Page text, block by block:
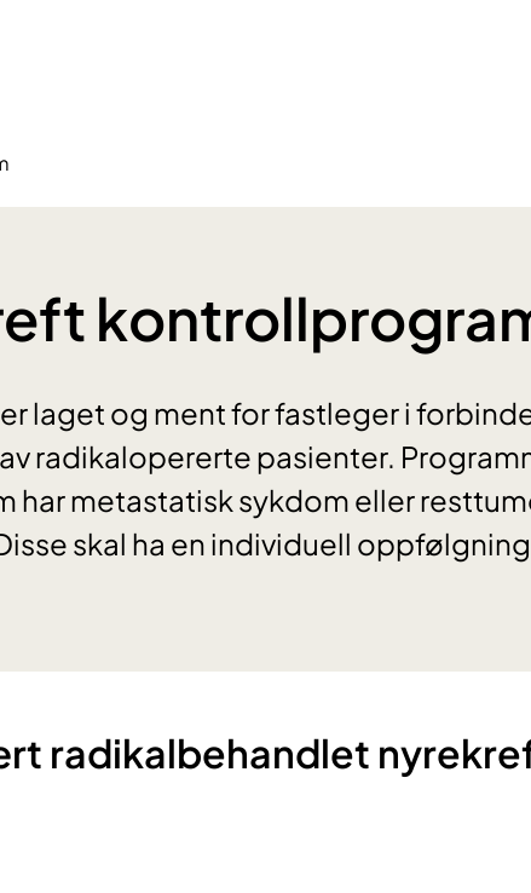
laget og ment for fastleger i
radikalopererte pasienter.
har metastatisk sykdom eller
skal ha en individuell
radikalbehandlet